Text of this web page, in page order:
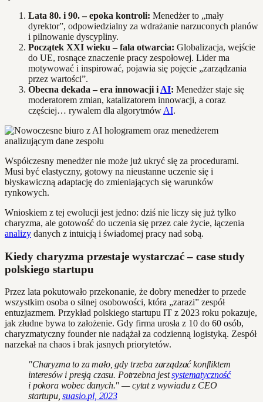
Lata 80. i 90. – epoka kontroli: Menedżer to „mały
dyrektor”, odpowiedzialny za wdrażanie narzuconych planów
i pilnowanie dyscypliny.
Początek XXI wieku – fala otwarcia: Globalizacja, wejście
do UE, rosnące znaczenie pracy zespołowej. Lider ma
motywować i inspirować, pojawia się pojęcie „zarządzania
przez wartości”.
Obecna dekada – era innowacji i AI: Menedżer staje się
moderatorem zmian, katalizatorem innowacji, a coraz
częściej… rywalem dla algorytmów AI.
Współczesny menedżer nie może już ukryć się za procedurami.
Musi być elastyczny, gotowy na nieustanne uczenie się i
błyskawiczną adaptację do zmieniających się warunków
rynkowych.
Wnioskiem z tej ewolucji jest jedno: dziś nie liczy się już tylko
charyzma, ale gotowość do uczenia się przez całe życie, łączenia
analizy danych z intuicją i świadomej pracy nad sobą.
Kiedy charyzma przestaje wystarczać – case study
polskiego startupu
Przez lata pokutowało przekonanie, że dobry menedżer to przede
wszystkim osoba o silnej osobowości, która „zarazi” zespół
entuzjazmem. Przykład polskiego startupu IT z 2023 roku pokazuje,
jak złudne bywa to założenie. Gdy firma urosła z 10 do 60 osób,
charyzmatyczny founder nie nadążał za codzienną logistyką. Zespół
narzekał na chaos i brak jasnych priorytetów.
"Charyzma to za mało, gdy trzeba zarządzać konfliktem
interesów i presją czasu. Potrzebna jestsystematyczność
i pokora wobec danych." — cytat z wywiadu z CEO
startupu,suasio.pl, 2023